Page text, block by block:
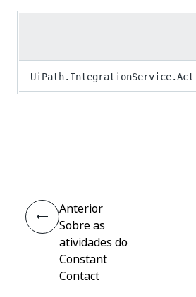
Anterior
Sobre as
atividades do
Constant
Contact